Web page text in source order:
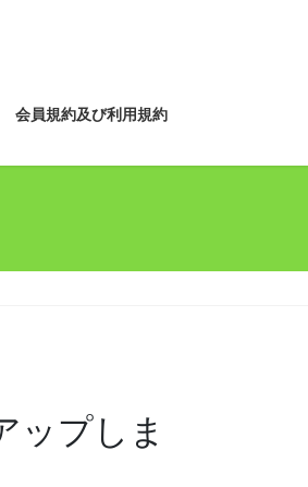
会員規約及び利用規約
ップしま